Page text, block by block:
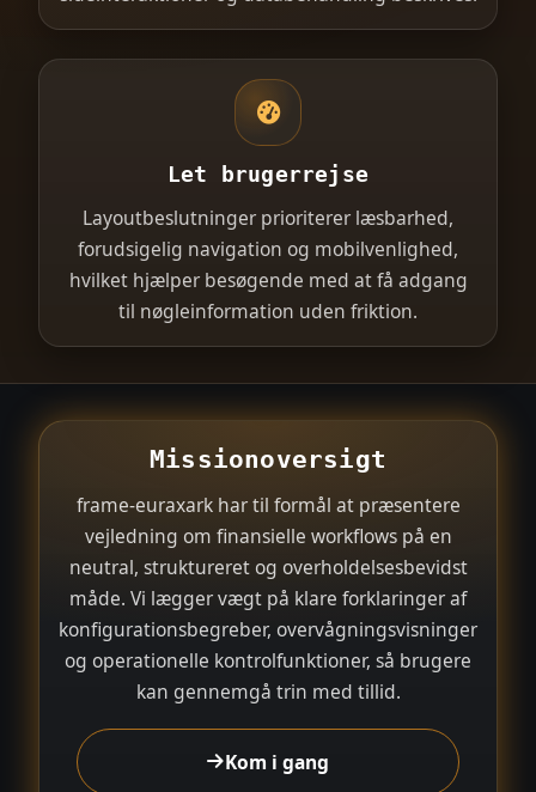
Let brugerrejse
Layoutbeslutninger prioriterer læsbarhed,
forudsigelig navigation og mobilvenlighed,
hvilket hjælper besøgende med at få adgang
til nøgleinformation uden friktion.
Missionoversigt
frame-euraxark har til formål at præsentere
vejledning om finansielle workflows på en
neutral, struktureret og overholdelsesbevidst
måde. Vi lægger vægt på klare forklaringer af
konfigurationsbegreber, overvågningsvisninger
og operationelle kontrolfunktioner, så brugere
kan gennemgå trin med tillid.
Kom i gang